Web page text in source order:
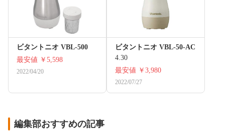
ビタントニオ VBL-500
最安値 ￥5,598
2022/04/20
ビタントニオ VBL-50-AC
4.30
最安値 ￥3,980
2022/07/27
編集部おすすめの記事